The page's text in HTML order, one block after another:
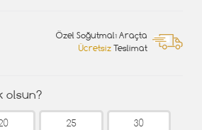
Özel Soğutmalı Araçta
Ücretsiz Teslimat
olsun?
25
30